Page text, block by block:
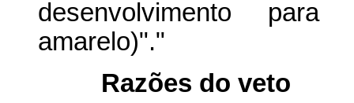
desenvolvimento
amarelo)"."
Razões do veto